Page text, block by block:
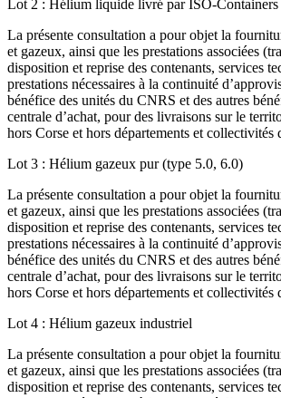
Lot 2 : Hélium liquide livré par ISO-Containers
La présente consultation a pour objet la
et gazeux, ainsi que les prestations associées
disposition et reprise des contenants, services
prestations nécessaires à la continuité
bénéfice des unités du CNRS et des autres
centrale d’achat, pour des livraisons sur le
hors Corse et hors départements et collectivités
Lot 3 : Hélium gazeux pur (type 5.0, 6.0)
La présente consultation a pour objet la
et gazeux, ainsi que les prestations associées
disposition et reprise des contenants, services
prestations nécessaires à la continuité
bénéfice des unités du CNRS et des autres
centrale d’achat, pour des livraisons sur le
hors Corse et hors départements et collectivités
Lot 4 : Hélium gazeux industriel
La présente consultation a pour objet la
et gazeux, ainsi que les prestations associées
disposition et reprise des contenants, services